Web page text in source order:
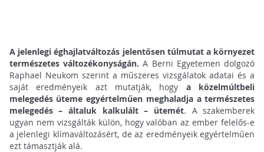
A jelenlegi éghajlatváltozás jelentősen túlmutat a környezet
természetes változékonyságán. A Berni Egyetemen dolgozó
Raphael Neukom szerint a műszeres vizsgálatok adatai és a
saját eredményeik azt mutatják, hogy a közelmúltbeli
melegedés üteme egyértelműen meghaladja a természetes
melegedés – általuk kalkulált – ütemét. A szakemberek
ugyan nem vizsgálták külön, hogy valóban az ember felelős-e
a jelenlegi klímaváltozásért, de az eredményeik egyértelműen
ezt támasztják alá.